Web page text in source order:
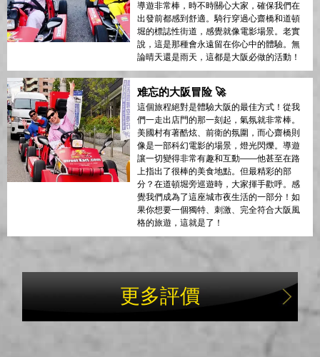
導遊非常棒，時不時關心大家，確保我們在
出發前都感到舒適。騎行穿過心齋橋和道頓
堀的標誌性街道，感覺就像電影場景。老實
說，這是那種會永遠留在你心中的體驗。無
論晴天還是雨天，這都是大阪必做的活動！
难忘的大阪冒险 🚀
這個旅程絕對是體驗大阪的最佳方式！從我
們一走出店門的那一刻起，氣氛就非常棒。
美國村有著酷炫、前衛的氛圍，而心齋橋則
像是一部科幻電影的場景，燈光閃爍。導遊
讓一切變得非常有趣和互動——他甚至在路
上指出了很棒的美食地點。但最精彩的部
分？在道頓堀旁巡遊時，大家揮手歡呼。感
覺我們成為了這座城市夜生活的一部分！如
果你想要一個獨特、刺激、完全符合大阪風
格的旅遊，這就是了！
更多評價